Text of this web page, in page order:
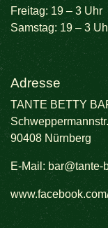
Freitag: 19 – 3 Uhr
Samstag: 19 – 3
Adresse
TANTE BETTY
90408 Nürnberg
E-Mail: bar@tante-